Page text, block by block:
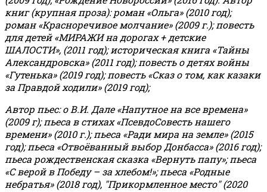
книг (крупная проза): роман «Ольга» (2010 год);
роман «Красноречивое молчание» (2009 г.); повесть
для детей «МИРАЖИ на дорогах + детские
ШАЛОСТИ», (2011 год); историческая книга «Тайны
Александровска» (2011 год); повесть о детях войны
«Гутенька» (2019 год); повесть «Сказ о том, как казаки
за Правдой ходили» (2019 год);
Автор пьес: о В.И. Дале «Напутное на все времена»
(2009 г); пьеса в стихах «ПсевдоСовесть нашего
времени» (2010 г.); пьеса «Ради мира на земле» (2015
год); пьеса «Отвоёванный выбор Донбасса» (2016 год);
пьеса рождественская сказка «Вернуть папу»; пьеса
«С верой в Победу – за хлебом!»;пьеса «Родные
небратья» (2018 год), "Прикормленное место" (2020